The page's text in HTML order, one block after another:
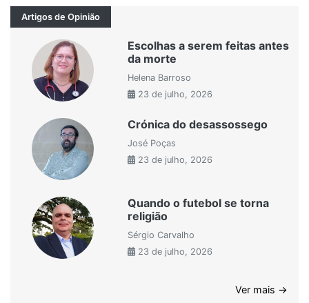
Artigos de Opinião
Escolhas a serem feitas antes
da morte
Helena Barroso
23 de julho, 2026
Crónica do desassossego
José Poças
23 de julho, 2026
Quando o futebol se torna
religião
Sérgio Carvalho
23 de julho, 2026
Ver mais →